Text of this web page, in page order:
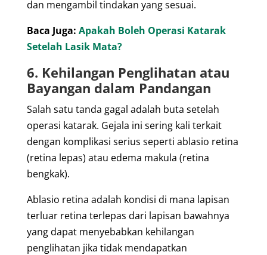
dan mengambil tindakan yang sesuai.
Baca Juga: Apakah Boleh Operasi Katarak
Setelah Lasik Mata?
6. Kehilangan Penglihatan atau
Bayangan dalam Pandangan
Salah satu tanda gagal adalah buta setelah
operasi katarak. Gejala ini sering kali terkait
dengan komplikasi serius seperti ablasio retina
(retina lepas) atau edema makula (retina
bengkak).
Ablasio retina adalah kondisi di mana lapisan
terluar retina terlepas dari lapisan bawahnya
yang dapat menyebabkan kehilangan
penglihatan jika tidak mendapatkan